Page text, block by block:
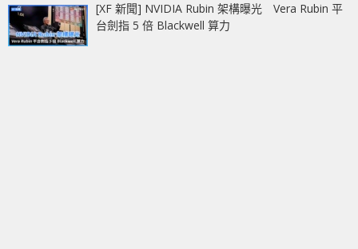
[XF 新聞] NVIDIA Rubin 架構曝光 Vera Rubin 平
台劍指 5 倍 Blackwell 算力